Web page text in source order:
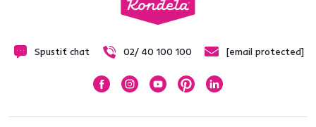
Spustiť chat 02/ 40 100 100 [email protected]